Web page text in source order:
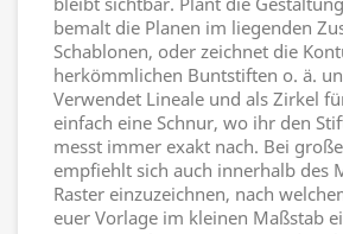
bemalt die Planen im liegenden
Schablonen, oder zeichnet die
herkömmlichen Buntstiften o. ä.
Verwendet Lineale und als Zirkel
einfach eine Schnur, wo ihr den
messt immer exakt nach. Bei
empfiehlt sich auch innerhalb des
Raster einzuzeichnen, nach
euer Vorlage im kleinen Maßstab